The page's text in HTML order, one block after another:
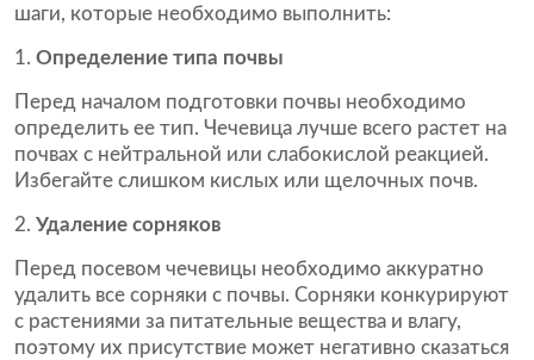
шаги, которые необходимо выполнить:
Определение типа почвы
Перед началом подготовки почвы необходимо
определить ее тип. Чечевица лучше всего растет на
почвах с нейтральной или слабокислой реакцией.
Избегайте слишком кислых или щелочных почв.
Удаление сорняков
Перед посевом чечевицы необходимо аккуратно
удалить все сорняки с почвы. Сорняки конкурируют
с растениями за питательные вещества и влагу,
поэтому их присутствие может негативно сказаться